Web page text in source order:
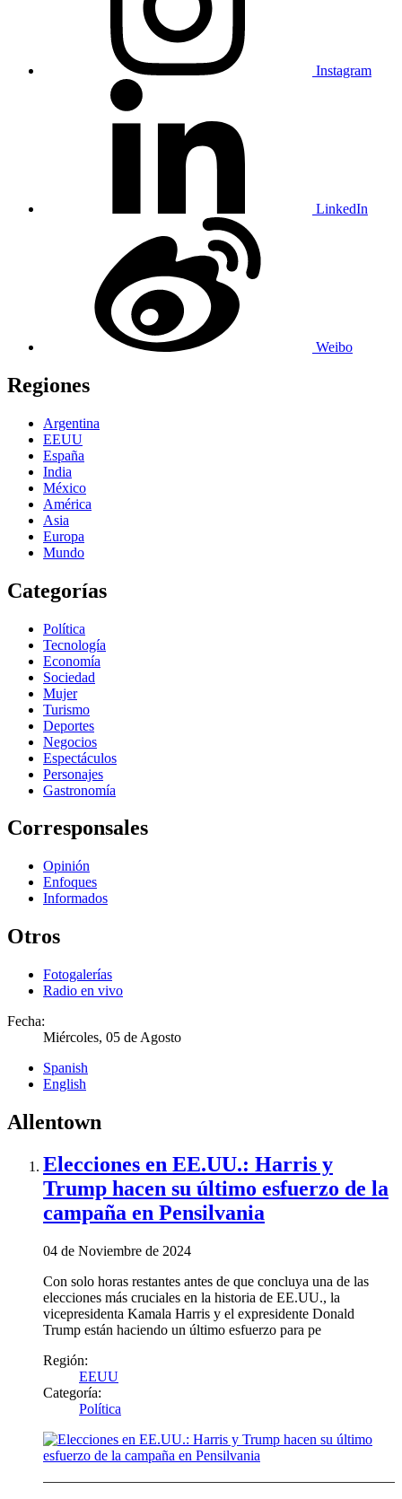
Instagram
LinkedIn
Weibo
Regiones
Argentina
EEUU
España
India
México
América
Asia
Europa
Mundo
Categorías
Política
Tecnología
Economía
Sociedad
Mujer
Turismo
Deportes
Negocios
Espectáculos
Personajes
Gastronomía
Corresponsales
Opinión
Enfoques
Informados
Otros
Fotogalerías
Radio en vivo
Fecha:
Miércoles, 05 de Agosto
Spanish
English
Allentown
Elecciones en EE.UU.: Harris y
Trump hacen su último esfuerzo de la
campaña en Pensilvania
04 de Noviembre de 2024
Con solo horas restantes antes de que concluya una de las
elecciones más cruciales en la historia de EE.UU., la
vicepresidenta Kamala Harris y el expresidente Donald
Trump están haciendo un último esfuerzo para pe
Región:
EEUU
Categoría:
Política